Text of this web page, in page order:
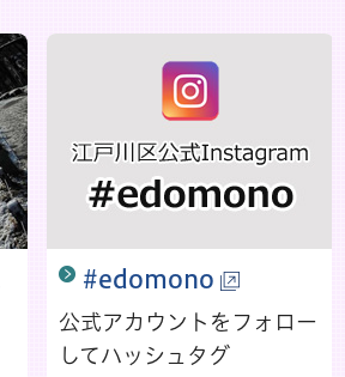
#edomono
公式アカウントをフォロー
してハッシュタグ